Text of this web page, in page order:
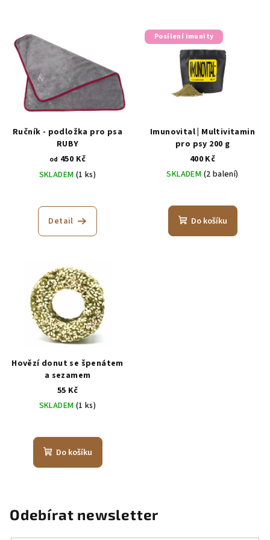
Ručník - podložka pro psa
RUBY
od 450 Kč
SKLADEM (1 ks)
hodnocení
produktu
5
hvězdiček.
Detail
Posílení imunity
Imunovital | Multivitamin
pro psy 200 g
400 Kč
SKLADEM (2 balení)
Do košíku
Hovězí donut se špenátem
a sezamem
55 Kč
SKLADEM (1 ks)
Do košíku
Odebírat newsletter